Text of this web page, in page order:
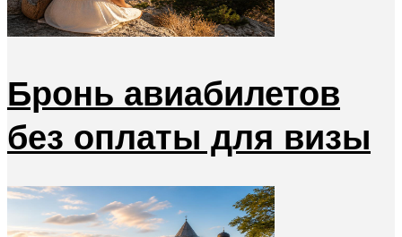
Бронь авиабилетов
без оплаты для визы